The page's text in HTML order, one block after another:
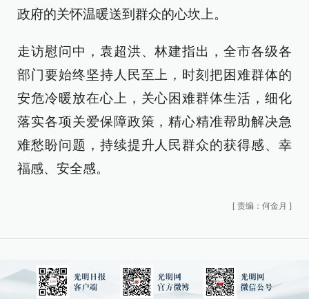
政府的关怀温暖送到群众的心坎上。
走访慰问中，袁超洪、林建指出，全市各级各
部门要始终坚持人民至上，时刻把困难群体的
安危冷暖放在心上，关心困难群体生活，细化
落实各项关爱保障政策，精心精准帮助解决急
难愁盼问题，持续提升人民群众的获得感、幸
福感、安全感。
[ 责编：何金月 ]